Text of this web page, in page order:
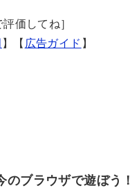
評価してね］
】【 広告ガイド 】
ブラウザで遊ぼう！